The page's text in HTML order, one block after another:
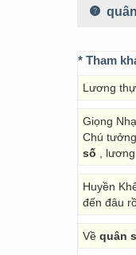
* Tham
Lương
Giọng
Chú
số ,
Huyền
đến đâu
Về quân